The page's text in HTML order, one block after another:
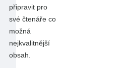
připravit pro
své čtenáře co
možná
nejkvalitnější
obsah.